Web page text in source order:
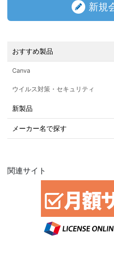
新規
おすすめ製品
Canva
ウイルス対策・セキュリティ
新製品
メーカー名で探す
関連サイト